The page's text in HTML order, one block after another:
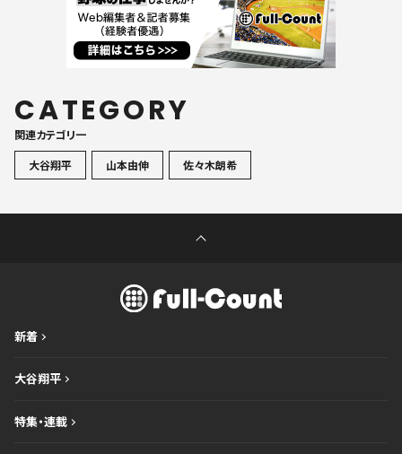
CATEGORY
関連カテゴリ一
大谷翔平
山本由伸 佐々木朗希
新着
大谷翔平
特集・連載